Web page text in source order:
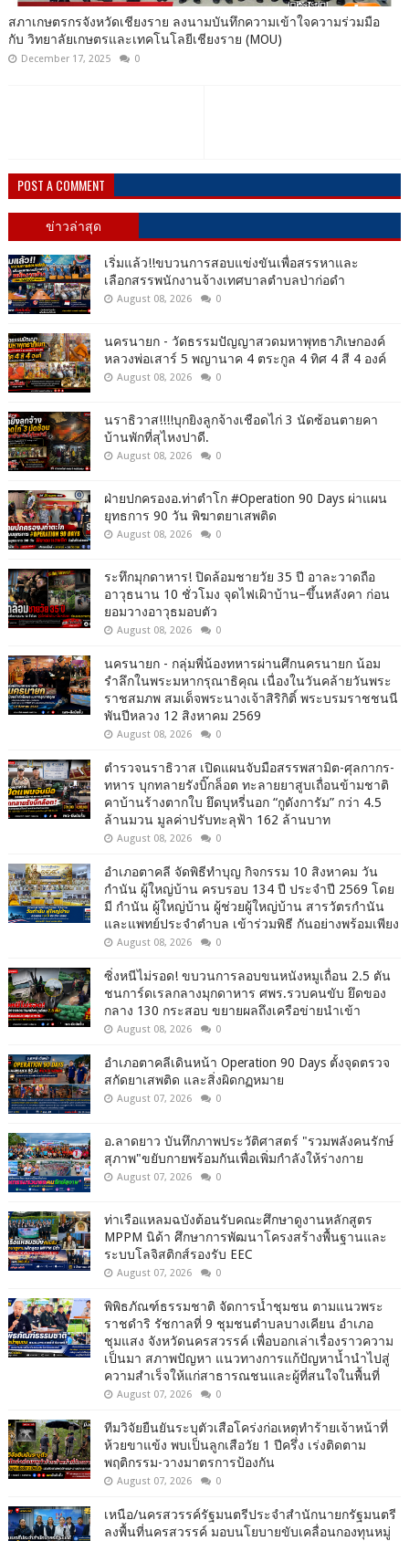
สภาเกษตรกรจังหวัดเชียงราย ลงนามบันทึกความเข้าใจความร่วมมือ
กับ วิทยาลัยเกษตรและเทคโนโลยีเชียงราย (MOU)
December 17, 2025 0
POST A COMMENT
ข่าวล่าสุด
เริ่มแล้ว!!ขบวนการสอบแข่งขันเพื่อสรรหาและ
เลือกสรรพนักงานจ้างเทศบาลตำบลป่าก่อดำ
August 08, 2026 0
นครนายก - วัดธรรมปัญญาสวดมหาพุทธาภิเษกองค์
หลวงพ่อเสาร์ 5 พญานาค 4 ตระกูล 4 ทิศ 4 สี 4 องค์
August 08, 2026 0
นราธิวาส!!!!บุกยิงลูกจ้างเชือดไก่ 3 นัดซ้อนตายคา
บ้านพักที่สุไหงปาดี.
August 08, 2026 0
ฝ่ายปกครองอ.ท่าตำโก #Operation 90 Days ผ่าแผน
ยุทธการ 90 วัน พิฆาตยาเสพติด
August 08, 2026 0
ระทึกมุกดาหาร! ปิดล้อมชายวัย 35 ปี อาละวาดถือ
อาวุธนาน 10 ชั่วโมง จุดไฟเผิาบ้าน–ขึ้นหลังคา ก่อน
ยอมวางอาวุธมอบตัว
August 08, 2026 0
นครนายก - กลุ่มพี่น้องทหารผ่านศึกนครนายก น้อม
รำลึกในพระมหากรุณาธิคุณ เนื่องในวันคล้ายวันพระ
ราชสมภพ สมเด็จพระนางเจ้าสิริกิติ์ พระบรมราชชนนี
พันปีหลวง 12 สิงหาคม 2569
August 08, 2026 0
ตำรวจนราธิวาส เปิดแผนจับมือสรรพสามิต-ศุลกากร-
ทหาร บุกทลายรังบิ๊กล็อต ทะลายยาสูบเถื่อนข้ามชาติ
คาบ้านร้างตากใบ ยึดบุหรี่นอก “กูดังการัม” กว่า 4.5
ล้านมวน มูลค่าปรับทะลุฟ้า 162 ล้านบาท
August 08, 2026 0
อำเภอตาคลี จัดพิธีทำบุญ กิจกรรม 10 สิงหาคม วัน
กำนัน ผู้ใหญ่บ้าน ครบรอบ 134 ปี ประจำปี 2569 โดย
มี กำนัน ผู้ใหญ่บ้าน ผู้ช่วยผู้ใหญ่บ้าน สารวัตรกำนัน
และแพทย์ประจำตำบล เข้าร่วมพิธี กันอย่างพร้อมเพียง
August 08, 2026 0
ซิ่งหนีไม่รอด! ขบวนการลอบขนหนังหมูเถื่อน 2.5 ตัน
ชนการ์ดเรลกลางมุกดาหาร ศพร.รวบคนขับ ยึดของ
กลาง 130 กระสอบ ขยายผลถึงเครือข่ายนำเข้า
August 08, 2026 0
อำเภอตาคลีเดินหน้า Operation 90 Days ตั้งจุดตรวจ
สกัดยาเสพติด และสิ่งผิดกฏหมาย
August 07, 2026 0
อ.ลาดยาว บันทึกภาพประวัติศาสตร์ "รวมพลังคนรักษ์
สุภาพ"ขยับกายพร้อมกันเพื่อเพิ่มกำลังให้ร่างกาย
August 07, 2026 0
ท่าเรือแหลมฉบังต้อนรับคณะศึกษาดูงานหลักสูตร
MPPM นิด้า ศึกษาการพัฒนาโครงสร้างพื้นฐานและ
ระบบโลจิสติกส์รองรับ EEC
August 07, 2026 0
พิพิธภัณฑ์ธรรมชาติ จัดการน้ำชุมชน ตามแนวพระ
ราชดำริ รัชกาลที่ 9 ชุมชนตำบลบางเคียน อำเภอ
ชุมแสง จังหวัดนครสวรรค์ เพื่อบอกเล่าเรื่องราวความ
เป็นมา สภาพปัญหา แนวทางการแก้ปัญหาน้ำนำไปสู่
ความสำเร็จให้แก่สาธารณชนและผู้ที่สนใจในพื้นที่
August 07, 2026 0
ทีมวิจัยยืนยันระบุตัวเสือโคร่งก่อเหตุทำร้ายเจ้าหน้าที่
ห้วยขาแข้ง พบเป็นลูกเสือวัย 1 ปีครึ่ง เร่งติดตาม
พฤติกรรม-วางมาตรการป้องกัน
August 07, 2026 0
เหนือ/นครสวรรค์รัฐมนตรีประจำสำนักนายกรัฐมนตรี
ลงพื้นที่นครสวรรค์ มอบนโยบายขับเคลื่อนกองทุนหมู่